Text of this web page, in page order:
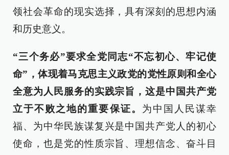
领社会革命的现实选择，具有深刻的思想内涵
和历史意义。
“三个务必”要求全党同志“不忘初心、牢记使
命”，体现着马克思主义政党的党性原则和全心
全意为人民服务的实践宗旨，这是中国共产党
立于不败之地的重要保证。 为中国人民谋幸
福、为中华民族谋复兴是中国共产党人的初心
使命，也是党的性质宗旨、理想信念、奋斗目